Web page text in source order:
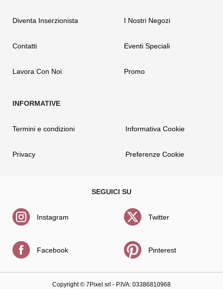
Diventa Inserzionista
Contatti
Lavora Con Noi
I Nostri Negozi
Eventi Speciali
Promo
Termini e condizioni
Privacy
Informativa Cookie
Preferenze Cookie
Instagram
Facebook
Twitter
Pinterest
Copyright © 7Pixel srl - P.IVA: 03386810968